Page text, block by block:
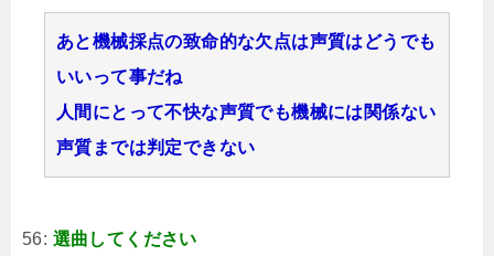
あと機械採点の致命的な欠点は声質はどうでも
いいって事だね
人間にとって不快な声質でも機械には関係ない
声質までは判定できない
56: 選曲してください